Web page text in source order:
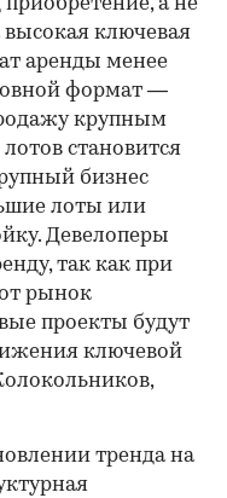
ключевая
аренды менее
формат —
крупным
становится
бизнес
лоты или
Девелоперы
так как при
рынок
проекты будут
ключевой
тренда на